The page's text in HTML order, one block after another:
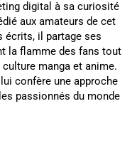
digital à sa curiosité
aux amateurs de cet
écrits, il partage ses
la flamme des fans tout
manga et anime.
confère une approche
passionnés du monde